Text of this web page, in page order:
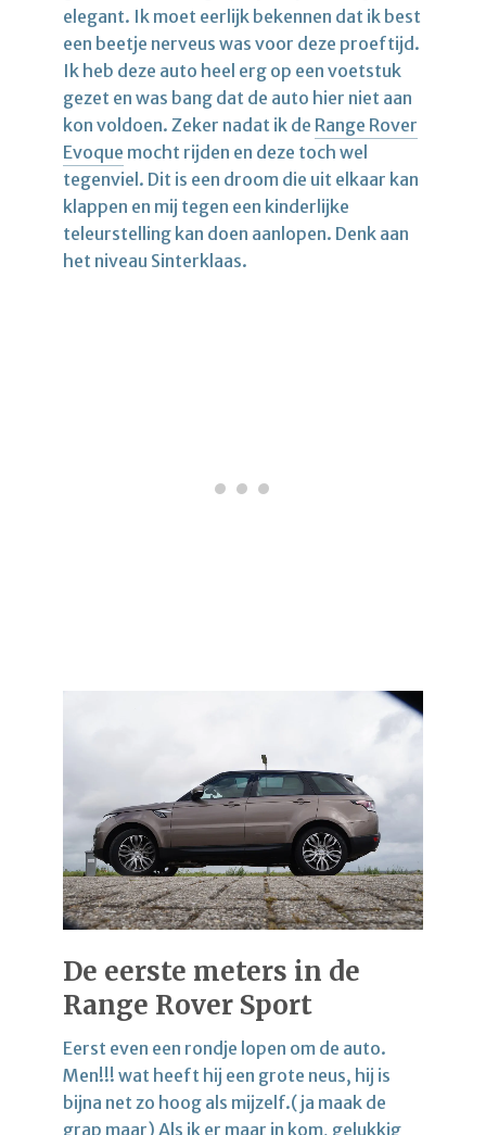
elegant. Ik moet eerlijk bekennen dat ik best
een beetje nerveus was voor deze proeftijd.
Ik heb deze auto heel erg op een voetstuk
gezet en was bang dat de auto hier niet aan
kon voldoen. Zeker nadat ik de Range Rover
Evoque mocht rijden en deze toch wel
tegenviel. Dit is een droom die uit elkaar kan
klappen en mij tegen een kinderlijke
teleurstelling kan doen aanlopen. Denk aan
het niveau Sinterklaas.
De eerste meters in de
Range Rover Sport
Eerst even een rondje lopen om de auto.
Men!!! wat heeft hij een grote neus, hij is
bijna net zo hoog als mijzelf.( ja maak de
grap maar) Als ik er maar in kom, gelukkig